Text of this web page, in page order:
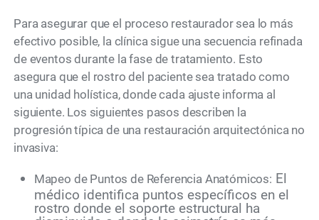
Para asegurar que el proceso restaurador sea lo más
efectivo posible, la clínica sigue una secuencia refinada
de eventos durante la fase de tratamiento. Esto
asegura que el rostro del paciente sea tratado como
una unidad holística, donde cada ajuste informa al
siguiente. Los siguientes pasos describen la
progresión típica de una restauración arquitectónica no
invasiva:
Mapeo de Puntos de Referencia Anatómicos: El
médico identifica puntos específicos en el
rostro donde el soporte estructural ha